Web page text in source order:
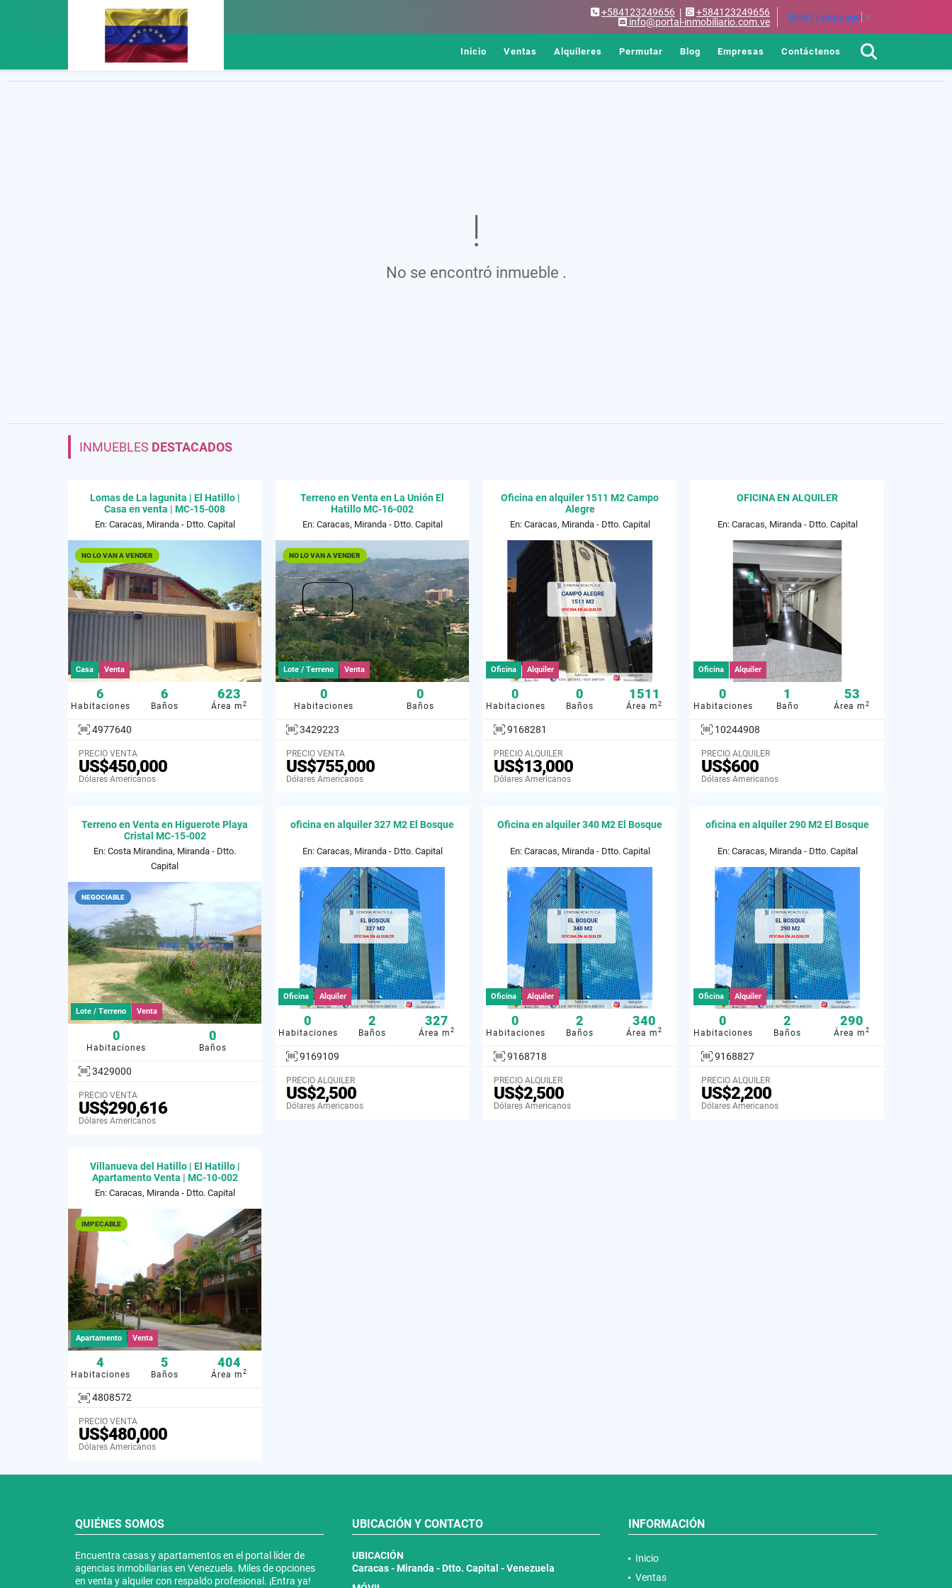
+584123249656 |
+584123249656
info@portal-inmobiliario.com.ve
Select Language ▼
Inicio Ventas Alquileres Permutar Blog Empresas Contáctenos
No se encontró inmueble .
INMUEBLES DESTACADOS
Lomas de La lagunita | El Hatillo |
Casa en venta | MC-15-008
En: Caracas, Miranda - Dtto. Capital
NO LO VAN A VENDER
Casa Venta
6
Habitaciones
6
Baños
623
Área m 2
4977640
PRECIO VENTA
US$450,000
Dólares Americanos
Terreno en Venta en La Unión El
Hatillo MC-16-002
En: Caracas, Miranda - Dtto. Capital
NO LO VAN A VENDER
Lote / Terreno Venta
0
Habitaciones
0
Baños
3429223
PRECIO VENTA
US$755,000
Dólares Americanos
Oficina en alquiler 1511 M2 Campo
Alegre
En: Caracas, Miranda - Dtto. Capital
Oficina Alquiler
0
Habitaciones
0
Baños
1511
Área m 2
9168281
PRECIO ALQUILER
US$13,000
Dólares Americanos
OFICINA EN ALQUILER
En: Caracas, Miranda - Dtto. Capital
Oficina Alquiler
0
Habitaciones
1
Baño
53
Área m 2
10244908
PRECIO ALQUILER
US$600
Dólares Americanos
Terreno en Venta en Higuerote Playa
Cristal MC-15-002
En: Costa Mirandina, Miranda - Dtto.
Capital
NEGOCIABLE
Lote / Terreno Venta
0
Habitaciones
0
Baños
3429000
PRECIO VENTA
US$290,616
Dólares Americanos
oficina en alquiler 327 M2 El Bosque
En: Caracas, Miranda - Dtto. Capital
Oficina Alquiler
0
Habitaciones
2
Baños
327
Área m 2
9169109
PRECIO ALQUILER
US$2,500
Dólares Americanos
Oficina en alquiler 340 M2 El Bosque
En: Caracas, Miranda - Dtto. Capital
Oficina Alquiler
0
Habitaciones
2
Baños
340
Área m 2
9168718
PRECIO ALQUILER
US$2,500
Dólares Americanos
oficina en alquiler 290 M2 El Bosque
En: Caracas, Miranda - Dtto. Capital
Oficina Alquiler
0
Habitaciones
2
Baños
290
Área m 2
9168827
PRECIO ALQUILER
US$2,200
Dólares Americanos
Villanueva del Hatillo | El Hatillo |
Apartamento Venta | MC-10-002
En: Caracas, Miranda - Dtto. Capital
IMPECABLE
Apartamento Venta
4
Habitaciones
5
Baños
404
Área m 2
4808572
PRECIO VENTA
US$480,000
Dólares Americanos
QUIÉNES SOMOS
Encuentra casas y apartamentos en el portal líder de
agencias inmobiliarias en Venezuela. Miles de opciones
en venta y alquiler con respaldo profesional. ¡Entra ya!
UBICACIÓN Y CONTACTO
UBICACIÓN
Caracas - Miranda - Dtto. Capital - Venezuela
INFORMACIÓN
Inicio
Ventas